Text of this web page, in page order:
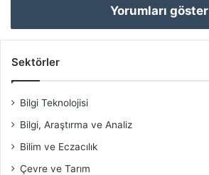
Yorumları göster
Sektörler
Bilgi Teknolojisi
Bilgi, Araştırma ve Analiz
Bilim ve Eczacılık
Çevre ve Tarım